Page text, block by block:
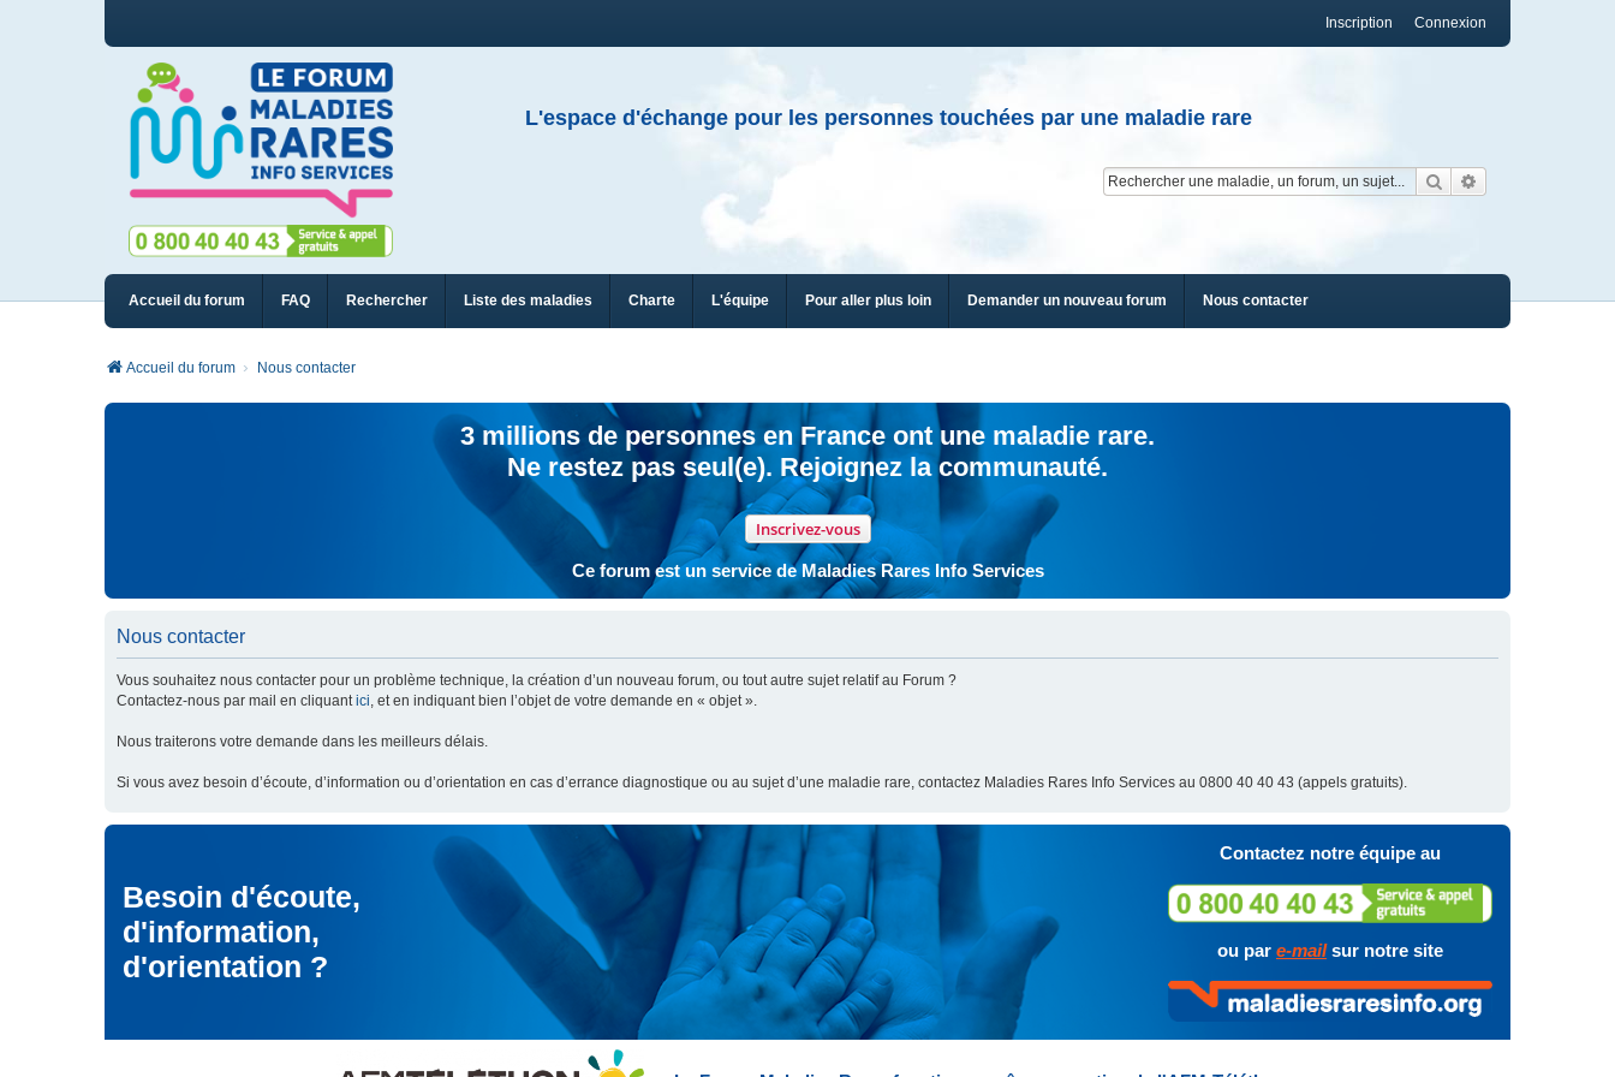
Connexion
Inscription
L'espace d'échange pour les personnes touchées par une maladie rare
Rechercher
Accueil du forum FAQ Rechercher Liste des maladies Charte L'équipe Pour aller plus loin Demander un nouveau forum Nous contacter
Accueil du forum Nous contacter
3 millions de personnes en France ont une maladie rare.
Ne restez pas seul(e). Rejoignez la communauté.
Inscrivez-vous
Ce forum est un service de Maladies Rares Info Services
Nous contacter
Vous souhaitez nous contacter pour un problème technique, la création d’un nouveau forum, ou tout autre sujet relatif au Forum ?
Contactez-nous par mail en cliquantici, et en indiquant bien l’objet de votre demande en « objet ».
Nous traiterons votre demande dans les meilleurs délais.
Si vous avez besoin d’écoute, d’information ou d’orientation en cas d’errance diagnostique ou au sujet d’une maladie rare, contactez Maladies Rares Info Services au 0800 40 40 43 (appels gratuits).
Besoin d'écoute,
d'information,
d'orientation ?
Contactez notre équipe au
ou par e-mailsur notre site